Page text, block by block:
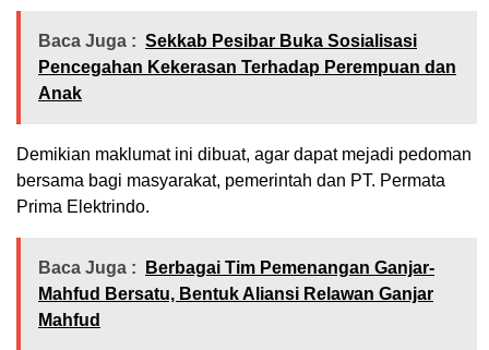
Baca Juga : Sekkab Pesibar Buka Sosialisasi
Pencegahan Kekerasan Terhadap Perempuan dan
Anak
Demikian maklumat ini dibuat, agar dapat mejadi pedoman
bersama bagi masyarakat, pemerintah dan PT. Permata
Prima Elektrindo.
Baca Juga :
Berbagai Tim Pemenangan Ganjar-
Mahfud Bersatu, Bentuk Aliansi Relawan Ganjar
Mahfud